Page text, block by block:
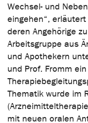
Wechsel- und
eingehen“,
deren Angehörige
Arbeitsgruppe aus
und Apothekern
und Prof. Fromm
Thematik wurde im
mit neuen oralen